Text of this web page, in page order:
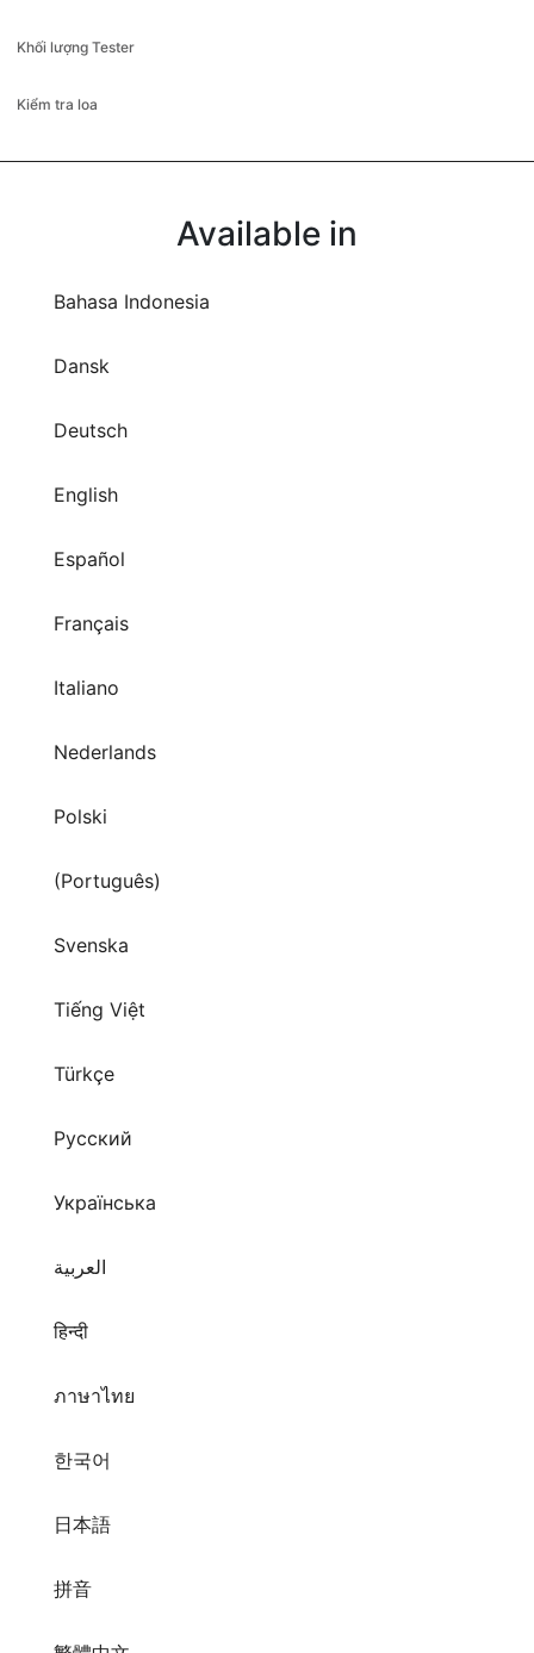
Khối lượng Tester
Kiểm tra loa
Available in
Bahasa Indonesia
Dansk
Deutsch
English
Español
Français
Italiano
Nederlands
Polski
(Português)
Svenska
Tiếng Việt
Türkçe
Русский
Українська
العربية
हिन्दी
ภาษาไทย
한국어
日本語
拼音